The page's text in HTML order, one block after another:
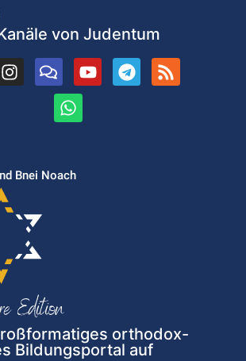
von Judentum
Bnei Noach
orthodox-
Bildungsportal auf